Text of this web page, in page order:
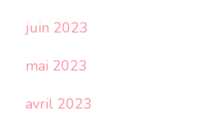
juin 2023
mai 2023
avril 2023